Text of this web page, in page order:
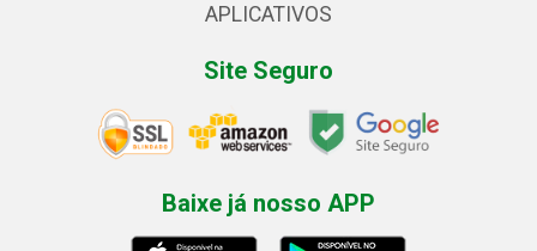
APLICATIVOS
Site Seguro
Baixe já nosso APP